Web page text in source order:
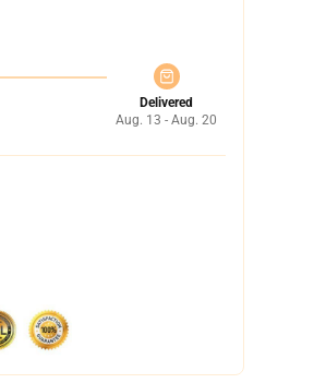
Delivered
Aug. 13 - Aug. 20